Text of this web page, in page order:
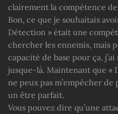
clairement la compétence
Bon, ce que je souhaitais
Détection » était une
chercher les ennemis, mais
capacité de base pour ça, j’ai
jusque-là. Maintenant que «
ne peux pas m’empêcher
un être parfait.
Vous pouvez dire qu’une